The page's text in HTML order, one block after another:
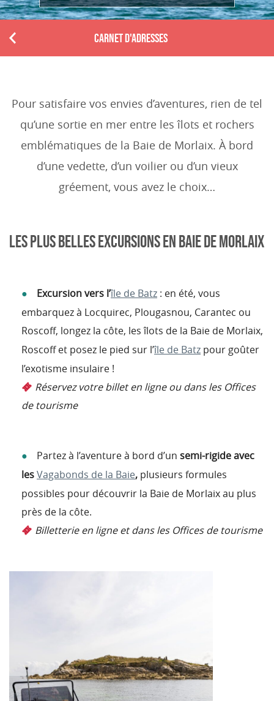
P
o
CARNET D'ADRESSES
Pour satisfaire vos envies d’aventures, rien de tel
qu’une sortie en mer entre les îlots et rochers
emblématiques de la Baie de Morlaix. À bord
d’une vedette, d’un voilier ou d’un vieux
gréement, vous avez le choix…
LES PLUS BELLES EXCURSIONS EN BAIE DE MORLAIX
Excursion vers l’île de Batz : en été, vous
embarquez à Locquirec, Plougasnou, Carantec ou
Roscoff, longez la côte, les îlots de la Baie de Morlaix,
Roscoff et posez le pied sur l’île de Batz pour goûter
l’exotisme insulaire !
Réservez votre billet en ligne ou dans les Offices
de tourisme
Partez à l’aventure à bord d’un semi-rigide avec
lesVagabonds de la Baie, plusieurs formules
possibles pour découvrir la Baie de Morlaix au plus
près de la côte.
Billetterie en ligne et dans les Offices de tourisme